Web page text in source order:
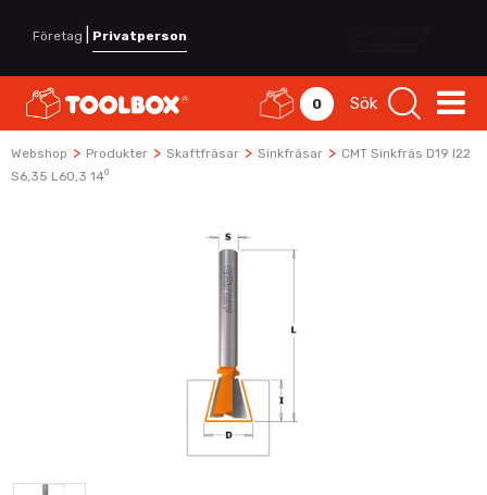
Företag Privatperson
0 Sök
Webshop > Produkter > Skaftfräsar > Sinkfräsar > CMT Sinkfräs D19 I22
S6,35 L60,3 14⁰